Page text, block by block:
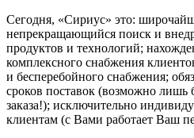
Сегодня, «Сириус» это:
непрекращающийся поиск и
продуктов и технологий;
комплексного снабжения
и бесперебойного снабжения;
сроков поставок (возможно лишь
заказа!); исключительно
клиентам (с Вами работает Ваш